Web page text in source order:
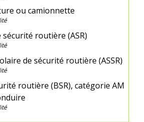
ou camionnette
routière (ASR)
de sécurité routière (ASSR)
routière (BSR), catégorie AM